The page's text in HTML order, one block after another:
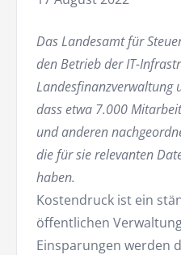
Das Landesamt für
den Betrieb der IT-
Landesfinanzverwaltung
dass etwa 7.000
und anderen
die für sie relevanten
haben.
Kostendruck ist ein
öffentlichen
Einsparungen werden